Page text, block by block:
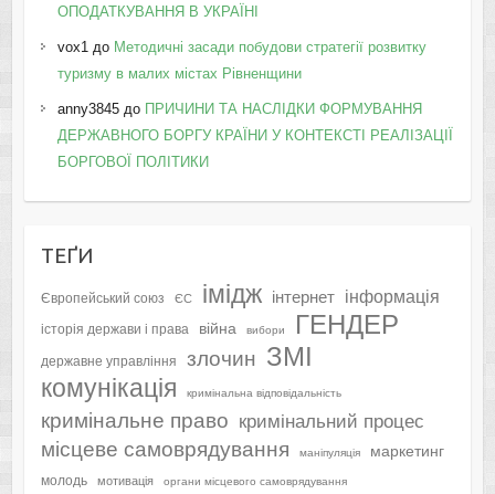
ОПОДАТКУВАННЯ В УКРАЇНІ
vox1 до Методичні засади побудови стратегії розвитку
туризму в малих містах Рівненщини
anny3845до ПРИЧИНИ ТА НАСЛІДКИ ФОРМУВАННЯ
ДЕРЖАВНОГО БОРГУ КРАЇНИ У КОНТЕКСТІ РЕАЛІЗАЦІЇ
БОРГОВОЇ ПОЛІТИКИ
ТЕҐИ
Європейський союз ЄС імідж інтернет інформація
історія держави і права війна вибори ГЕНДЕР
державне управління злочин ЗМІ
комунікація кримінальна відповідальність
кримінальне право кримінальний процес
місцеве самоврядування маніпуляція маркетинг
молодь мотивація органи місцевого самоврядування